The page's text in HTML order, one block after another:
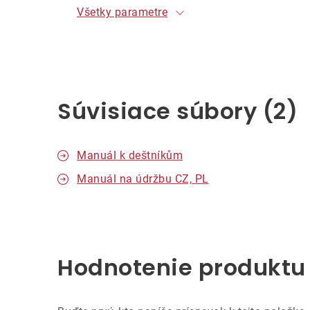
Všetky parametre
Súvisiace súbory (2)
Manuál k deštníkům
Manuál na údržbu CZ, PL
Hodnotenie